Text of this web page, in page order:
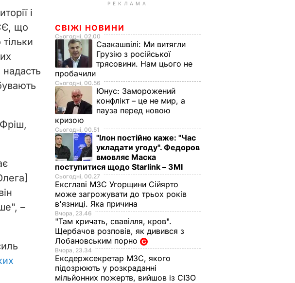
і
що
надасть
–
РЕКЛАМА
СВІЖІ НОВИНИ
Сьогодні, 02.00
Саакашвілі: Ми витягли
Грузію з російської
трясовини. Нам цього не
пробачили
Сьогодні, 00.56
Юнус: Заморожений
конфлікт – це не мир, а
пауза перед новою
кризою
Сьогодні, 00.51
"Ілон постійно каже: "Час
укладати угоду". Федоров
вмовляє Маска
поступитися щодо Starlink – ЗМІ
Сьогодні, 00.27
Ексглаві МЗС Угорщини Сійярто
може загрожувати до трьох років
в'язниці. Яка причина
Вчора, 23.46
"Там кричать, свавілля, кров".
Щербачов розповів, як дивився з
Лобановським порно
Вчора, 23.34
Ексдержсекретар МЗС, якого
підозрюють у розкраданні
мільйонних пожертв, вийшов із СІЗО